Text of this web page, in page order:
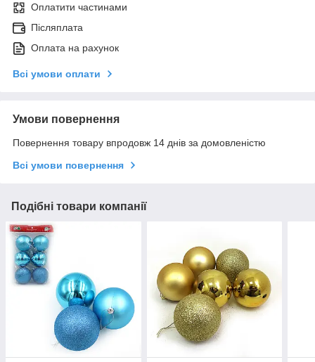
Оплатити частинами
Післяплата
Оплата на рахунок
Всі умови оплати
Умови повернення
Повернення товару впродовж 14 днів за домовленістю
Всі умови повернення
Подібні товари компанії